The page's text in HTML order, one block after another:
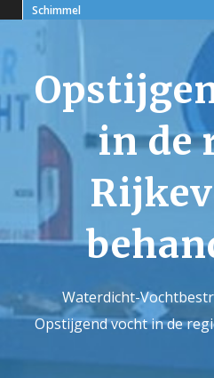
Schimmel
Contact
in de
Waterdicht-
Opstijgend vocht in de